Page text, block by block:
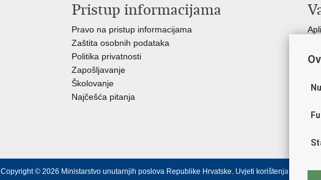
Pristup informacijama
Pravo na pristup informacijama
Zaštita osobnih podataka
Politika privatnosti
Zapošljavanje
Školovanje
Najčešća pitanja
Copyright © 2026 Ministarstvo unutarnjih poslova Republike Hrvatske. Uvjeti korištenja. Izjava